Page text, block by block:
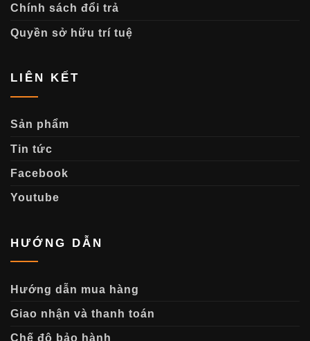
Chính sách đổi trả
Quyền sở hữu trí tuệ
LIÊN KẾT
Sản phẩm
Tin tức
Facebook
Youtube
HƯỚNG DẪN
Hướng dẫn mua hàng
Giao nhận và thanh toán
Chế độ bảo hành